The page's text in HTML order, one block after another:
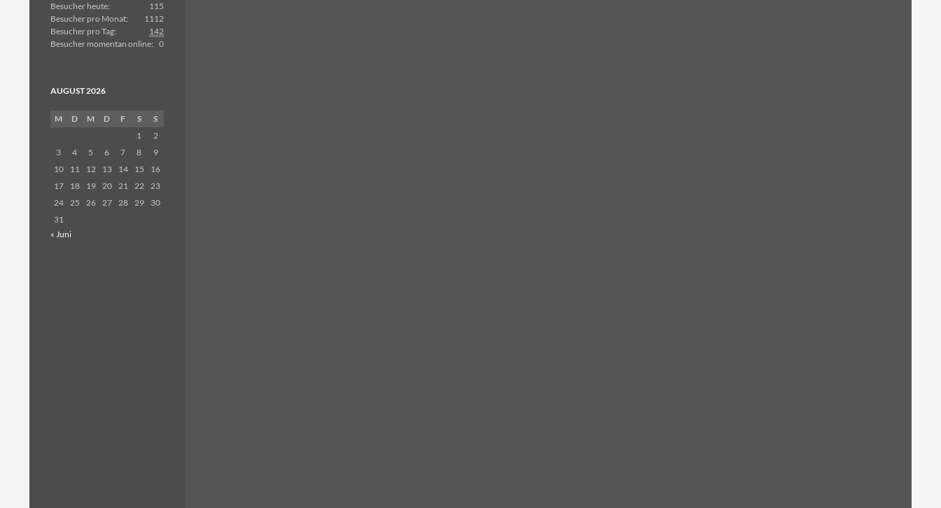
115
Besucher heute:
1112
Besucher pro Monat:
142
Besucher pro Tag:
0
Besucher momentan online:
AUGUST 2026
M D M D F S
S
1
2
3
4 5 6 7 8
9
10
11 12 13 14 15
16
17
18 19 20 21 22
23
24
25 26 27 28 29
30
31
« Juni